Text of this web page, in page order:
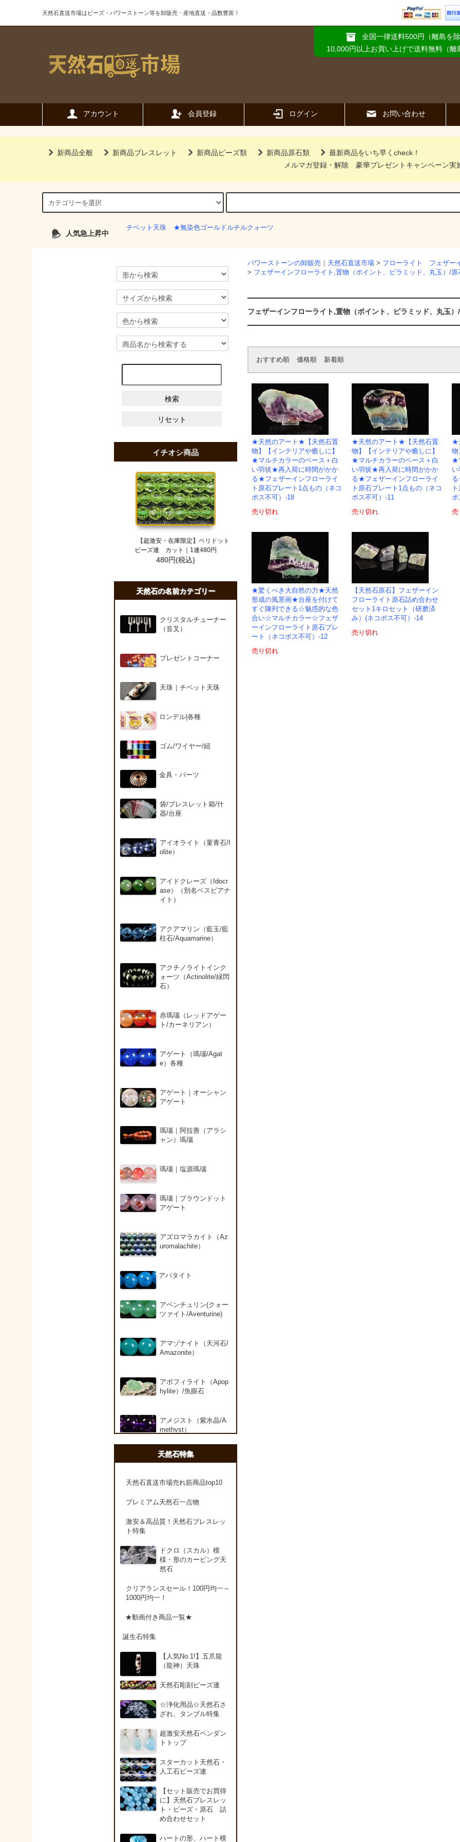
天然石直送市場はビーズ・パワーストーン等を卸販売・産地直送・品数豊富！
全国一律送料500円（離島を除
10,000円以上お買い上げで送料無料（離
アカウント 会員登録 ログイン お問い合わせ
新商品全般 新商品ブレスレット 新商品ビーズ類 新商品原石類
最新商品をいち早くcheck！
メルマガ登録・解除
豪華プレゼントキャンペーン実
人気急上昇中
チベット天珠 ★無染色ゴールドルチルクォーツ
パワーストーンの卸販売｜天然石直送市場 > フローライト フェザー
> フェザーインフローライト,置物（ポイント、ピラミッド、丸玉）/原
フェザーインフローライト,置物（ポイント、ピラミッド、丸玉）
おすすめ順 価格順 新着順
★天然のアート★【天然石置
物】【インテリアや癒しに】
★マルチカラーのベース＋白
い羽状★再入荷に時間がかか
る★フェザーインフローライ
ト原石プレート1点もの（ネコ
ポス不可）-18
売り切れ
★天然のアート★【天然石置
物】【インテリアや癒しに】
★マルチカラーのベース＋白
い羽状★再入荷に時間がかか
る★フェザーインフローライ
ト原石プレート1点もの（ネコ
ポス不可）-11
売り切れ
★
物
★
ポ
売
★驚くべき大自然の力★天然
形成の風景画★台座を付けて
すぐ陳列できる☆魅惑的な色
合い☆マルチカラー☆フェザ
ーインフローライト原石プレ
ート（ネコポス不可）-12
売り切れ
【天然石原石】フェザーイン
フローライト原石詰め合わせ
セット1キロセット（研磨済
み）(ネコポス不可）-14
売り切れ
イチオシ商品
【超激安・在庫限定】ペリドット
ビーズ連 カット｜1連480円
480円(税込)
天然石の名前カテゴリー
クリスタルチューナー
（音叉）
プレゼントコーナー
天珠｜チベット天珠
ロンデル|各種
ゴム/ワイヤー/紐
金具・パーツ
袋/ブレスレット箱/什
器/台座
アイオライト（菫青石/I
olite）
アイドクレーズ（Idocr
ase）（別名ベスビアナ
イト）
アクアマリン（藍玉/藍
柱石/Aquamarine）
アクチノライトインク
ォーツ（Actinolite/緑閃
石）
赤瑪瑙（レッドアゲー
ト/カーネリアン）
アゲート（瑪瑙/Agat
e）各種
アゲート｜オーシャン
アゲート
瑪瑙｜阿拉善（アラシ
ャン）瑪瑙
瑪瑙｜塩源瑪瑙
瑪瑙｜ブラウンドット
アゲート
アズロマラカイト（Az
uromalachite）
アパタイト
アベンチュリン(クォー
ツァイト/Aventurine)
アマゾナイト（天河石/
Amazonite）
アポフィライト（Apop
hylite）/魚眼石
アメジスト（紫水晶/A
methyst）
アメシスティンクォー
ラベンダーアメジスト
アラゴナイト（霰石/Ar
アンデシン（チベット
産日長石）
アンフィボールインク
ォーツ(Amphibole)
アンフィボールロック/
ye）
インカローズ（ロード
クロサイト/Rhodochros
インディアンアゲート(I
ndian Agate)
天然石特集
天然石直送市場売れ筋商品top10
プレミアム天然石一点物
激安＆高品質！天然石ブレスレッ
ト特集
ドクロ（スカル）模
様・形のカービング天
然石
クリアランスセール！100円均一～
1000円均一！
★動画付き商品一覧★
誕生石特集
【人気No.1!】五爪龍
（龍神）天珠
天然石彫刻ビーズ連
☆浄化用品☆天然石さ
ざれ、タンブル特集
超激安天然石ペンダン
トトップ
スターカット天然石・
人工石ビーズ連
【セット販売でお買得
に】天然石ブレスレッ
ト・ビーズ・原石 詰
め合わせセット
ハートの形、ハート模